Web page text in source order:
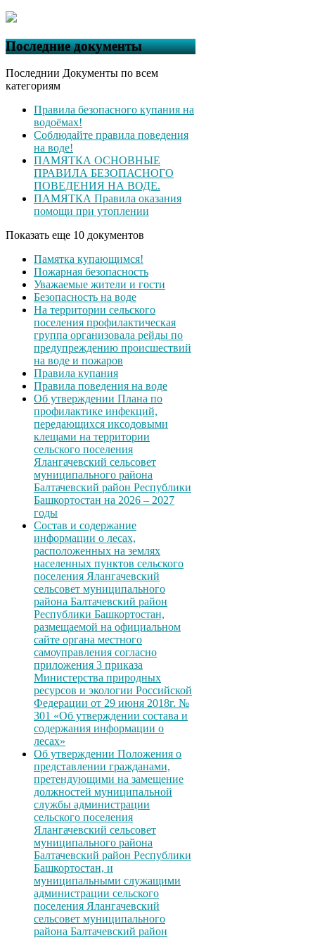
Последние документы
Последнии Документы по всем
категориям
Правила безопасного купания на
водоёмах!
Соблюдайте правила поведения
на воде!
ПАМЯТКА ОСНОВНЫЕ
ПРАВИЛА БЕЗОПАСНОГО
ПОВЕДЕНИЯ НА ВОДЕ.
ПАМЯТКА Правила оказания
помощи при утоплении
Показать еще 10 документов
Памятка купающимся!
Пожарная безопасность
Уважаемые жители и гости
Безопасность на воде
На территории сельского
поселения профилактическая
группа организовала рейды по
предупреждению происшествий
на воде и пожаров
Правила купания
Правила поведения на воде
Об утверждении Плана по
профилактике инфекций,
передающихся иксодовыми
клещами на территории
сельского поселения
Ялангачевский сельсовет
муниципального района
Балтачевский район Республики
Башкортостан на 2026 – 2027
годы
Состав и содержание
информации о лесах,
расположенных на землях
населенных пунктов сельского
поселения Ялангачевский
сельсовет муниципального
района Балтачевский район
Республики Башкортостан,
размещаемой на официальном
сайте органа местного
самоуправления согласно
приложения 3 приказа
Министерства природных
ресурсов и экологии Российской
Федерации от 29 июня 2018г. №
301 «Об утверждении состава и
содержания информации о
лесах»
Об утверждении Положения о
представлении гражданами,
претендующими на замещение
должностей муниципальной
службы администрации
сельского поселения
Ялангачевский сельсовет
муниципального района
Балтачевский район Республики
Башкортостан, и
муниципальными служащими
администрации сельского
поселения Ялангачевский
сельсовет муниципального
района Балтачевский район